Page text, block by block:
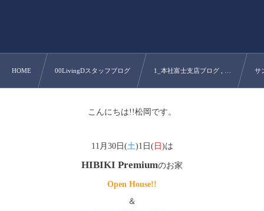
HOME 00LivingDスタッフブログ 1_本社富士支店ブログ , … サ
こんにちは!!松岡です。
11月30日(土)1日(日)は
HIBIKI Premiumのお家
Open House!!
＆